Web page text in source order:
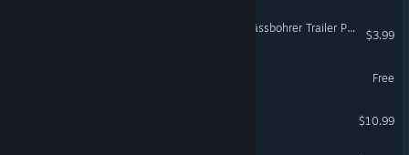
Euro Truck Simulator 2 - Kässbohrer Trailer Pack
$3.99
Free
$10.99